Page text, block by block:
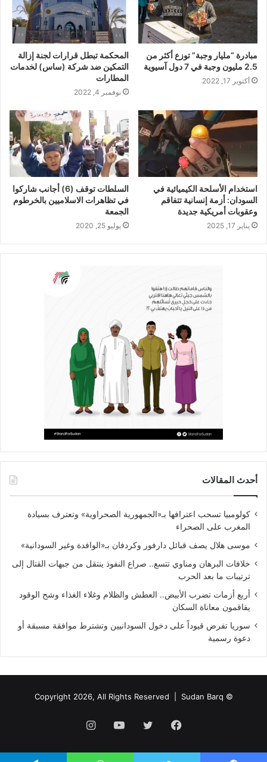
مبادرة “مليار وجبة” توزع أكثر من
2.5 مليون وجبة في 7 دول آسيوية
أكتوبر 17, 2022
المحكمة تبطل قرارات لجنة إزالة
التمكين ضد شركة (ساس) لخدمات
المطارات
نوفمبر 4, 2022
استخدام الأسلحة الكيميائية في
السودان: أزمة إنسانية تتفاقم
وعقوبات أمريكية جديدة
يناير 17, 2025
السلطات توقف (6) أجانب شاركوا
في تظاهرات الاسلاميين بالخرطوم
الجمعة
يوليو 25, 2020
أحدث المقالات
كولومبيا تسحب اعترافها بـ«الجمهورية الصحراوية» وتعترف بسيادة
المغرب على الصحراء
موسى هلال يصف قبائل دارفور وكردفان بـ«الوافدة وغير السودانية»
خلافات البرهان ومناوي تتسع.. صراع النفوذ ينتقل من جبهات القتال إلى
ترتيبات ما بعد الحرب
أربع أزمات تضرب الأبيض.. العطش والظلام وغلاء الغذاء وشح الوقود
يفاقمون معاناة السكان
سوريا تفرض قيوداً على دخول السودانيين وتشترط موافقة مسبقة أو
دعوة رسمية
© Copyright 2026, All Rights Reserved |
Sudan Barq
فيسبوك تويتر يوتيوبانستقرام